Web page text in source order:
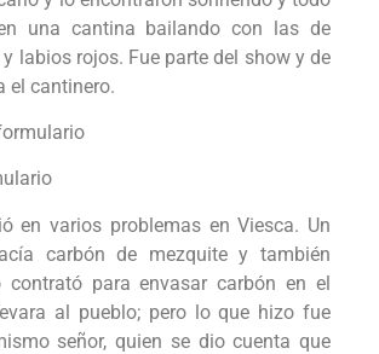
una cantina bailando con las de
labios rojos. Fue parte del show y de
el cantinero.
en varios problemas en Viesca. Un
carbón de mezquite y también
contrató para envasar carbón en el
al pueblo; pero lo que hizo fue
señor, quien se dio cuenta que